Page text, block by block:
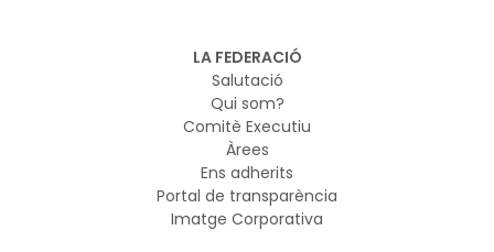
LA FEDERACIÓ
Salutació
Qui som?
Comitè Executiu
Àrees
Ens adherits
Portal de transparència
Imatge Corporativa